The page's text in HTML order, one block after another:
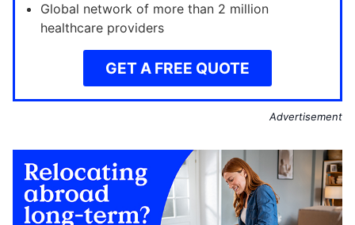
Global network of more than 2 million
healthcare providers
GET A FREE QUOTE
Advertisement